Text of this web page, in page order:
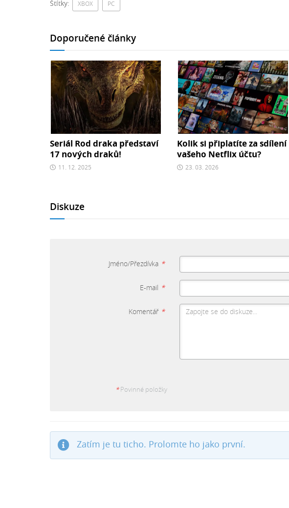
Štítky: XBOX PC
Doporučené články
Seriál Rod draka představí
17 nových draků!
11. 12. 2025
Kolik si připlatíte za sdílení
vašeho Netflix účtu?
23. 03. 2026
Diskuze
Jméno/Přezdívka *
E-mail *
Komentář *
*Povinné položky
Zatím je tu ticho. Prolomte ho jako první.